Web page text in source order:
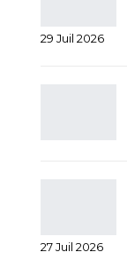
29 Juil 2026
27 Juil 2026